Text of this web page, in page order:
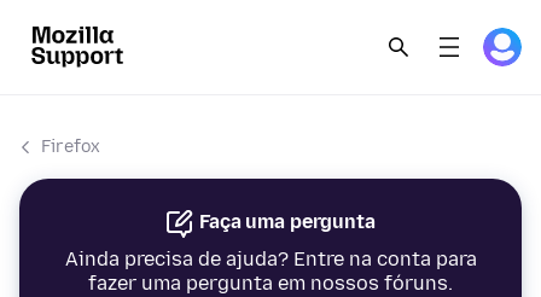
Firefox
Faça uma pergunta
Ainda precisa de ajuda? Entre na conta para
fazer uma pergunta em nossos fóruns.